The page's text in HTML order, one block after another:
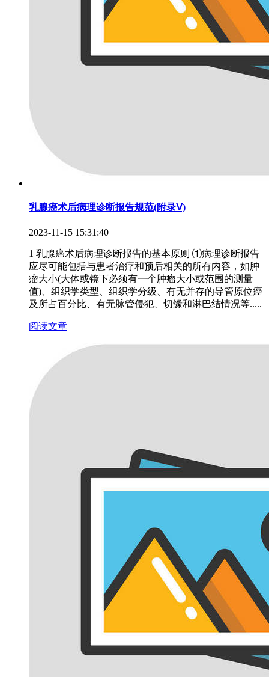
乳腺癌术后病理诊断报告规范(附录Ⅴ)
2023-11-15 15:31:40
1 乳腺癌术后病理诊断报告的基本原则 ⑴病理诊断报告
应尽可能包括与患者治疗和预后相关的所有内容，如肿
瘤大小(大体或镜下必须有一个肿瘤大小或范围的测量
值)、组织学类型、组织学分级、有无并存的导管原位癌
及所占百分比、有无脉管侵犯、切缘和淋巴结情况等.....
阅读文章